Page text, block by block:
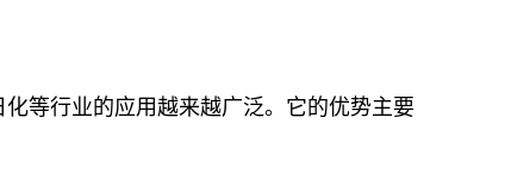
等行业的应用越来越广泛。它的优势主要